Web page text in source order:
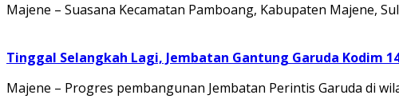
Majene – Suasana Kecamatan Pamboang, Kabupaten Majene,
Tinggal Selangkah Lagi, Jembatan Gantung Garuda Kodim
Majene – Progres pembangunan Jembatan Perintis Garuda di